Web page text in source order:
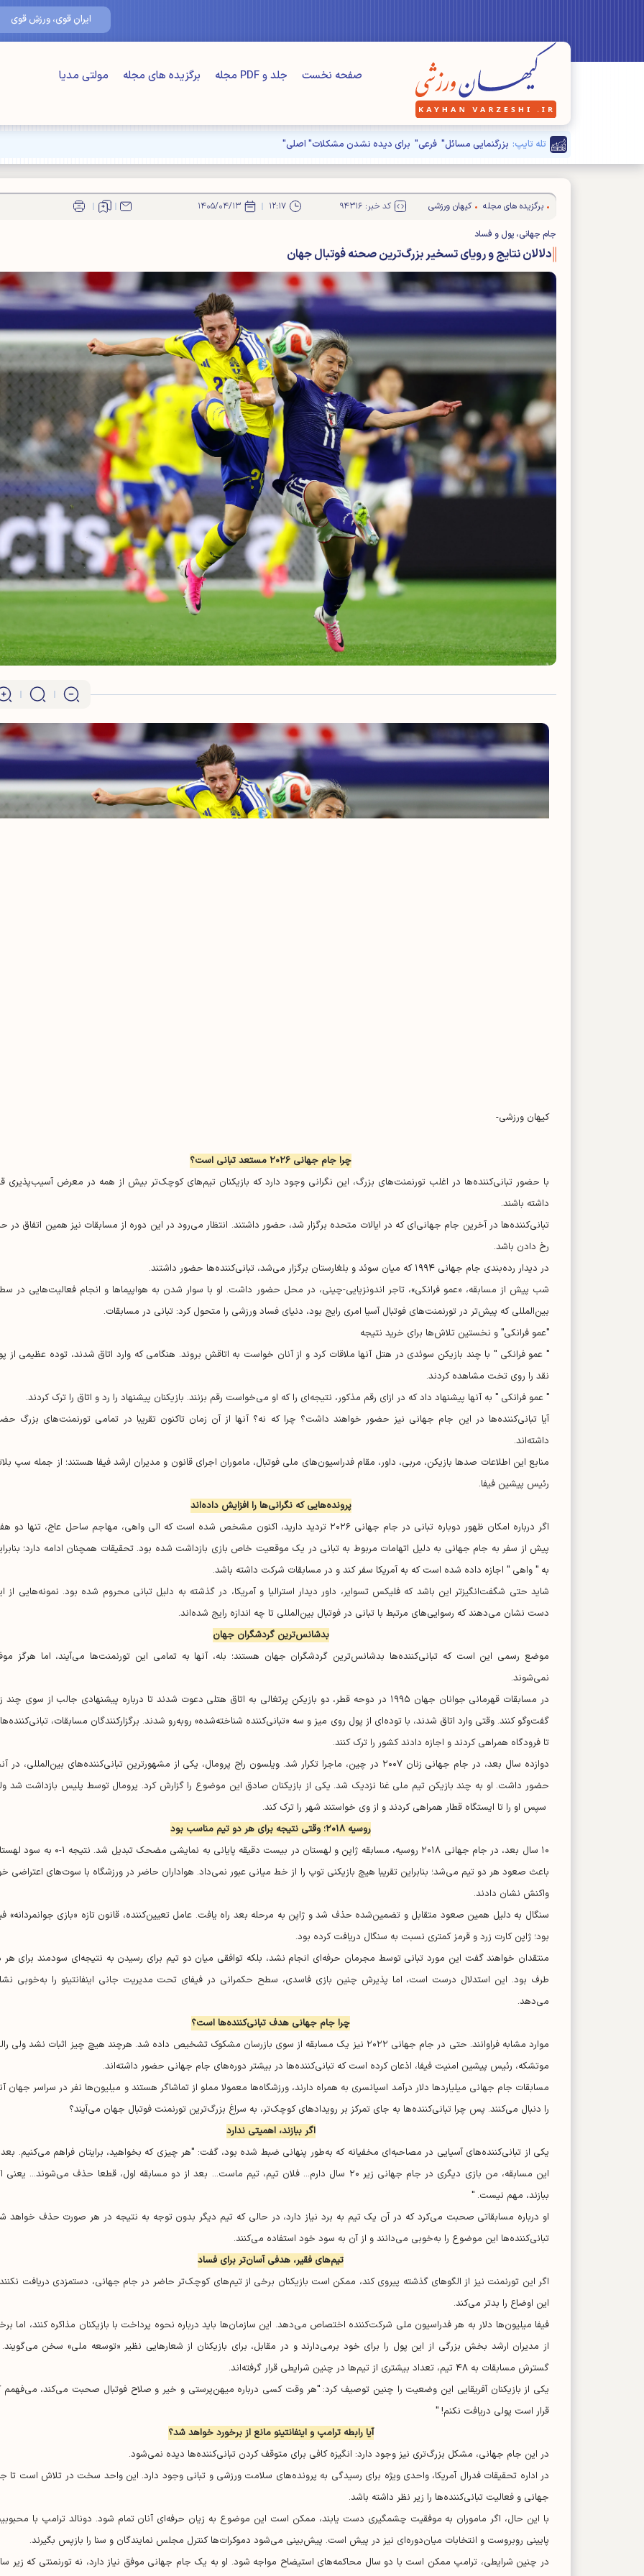
ایرانِ قوی، ورزشِ قوی
صفحه نخست جلد و PDF مجله برگزیده های مجله مولتی مدیا
تله تایپ:
برگزیده های مجله کیهان ورزشی کد خبر: ۹۴۳۱۶ ۱۲:۱۷ ۱۴۰۵/۰۴/۱۳
جام جهانی، پول و فساد
دلالان نتایج و رویای تسخیر بزرگ‌ترین صحنه فوتبال جهان
کیهان ورزشی-
چرا جام جهانی ۲۰۲۶ مستعد تبانی است؟
با حضور تبانی‌کننده‌ها در اغلب تورنمنت‌های بزرگ، این نگرانی وجود دارد که بازیکنان تیم‌های کوچک‌تر بیش از همه در معرض آسیب‌پذیری
داشته باشند.
تبانی‌کننده‌ها در آخرین جام جهانی‌ای که در ایالات متحده برگزار شد، حضور داشتند. انتظار می‌رود در این دوره از مسابقات نیز همین اتفاق در
رخ دادن باشد.
در دیدار رده‌بندی جام جهانی ۱۹۹۴ که میان سوئد و بلغارستان برگزار می‌شد، تبانی‌کننده‌ها حضور داشتند.
شب پیش از مسابقه، «عمو فرانکی»، تاجر اندونزیایی-چینی، در محل حضور داشت. او با سوار شدن به هواپیما‌ها و انجام فعالیت‌هایی در
بین‌المللی که پیش‌تر در تورنمنت‌های فوتبال آسیا امری رایج بود، دنیای فساد ورزشی را متحول کرد: تبانی در مسابقات.
"عمو فرانکی" و نخستین تلاش‌ها برای خرید نتیجه
" عمو فرانکی " با چند بازیکن سوئدی در هتل آنها ملاقات کرد و از آنان خواست به اتاقش بروند. هنگامی که وارد اتاق شدند، توده عظیمی از
نقد را روی تخت مشاهده کردند.
" عمو فرانکی " به آ‌نها پیشنهاد داد که در ازای رقم مذکور، نتیجه‌ای را که او می‌خواست رقم بزنند. بازیکنان پیشنهاد را رد و اتاق را ترک کردند.
آیا تبانی‌کننده‌ها در این جام جهانی نیز حضور خواهند داشت؟ چرا که نه؟ آنها از آن زمان تاکنون تقریبا در تمامی تورنمنت‌های بزرگ
داشته‌اند.
منابع این اطلاعات صد‌ها بازیکن، مربی، داور، مقام فدراسیون‌های ملی فوتبال، ماموران اجرای قانون و مدیران ارشد فیفا هستند؛ از جمله سپ
رئیس پیشین فیفا.
پرونده‌هایی که نگرانی‌ها را افزایش داده‌اند
اگر درباره امکان ظهور دوباره تبانی در جام جهانی ۲۰۲۶ تردید دارید، اکنون مشخص شده است که الی واهی، مهاجم ساحل عاج، تنها دو
پیش از سفر به جام جهانی به دلیل اتهامات مربوط به تبانی در یک موقعیت خاص بازی بازداشت شده بود. تحقیقات همچنان ادامه دارد؛
به " واهی " اجازه داده شده است که به آمریکا سفر کند و در مسابقات شرکت داشته باشد.
شاید حتی شگفت‌انگیزتر این باشد که فلیکس تسوایر، داور دیدار استرالیا و آمریکا، در گذشته به دلیل تبانی محروم شده بود. نمونه‌هایی از
دست نشان می‌دهند که رسوایی‌های مرتبط با تبانی در فوتبال بین‌المللی تا چه اندازه رایج شده‌اند.
بدشانس‌ترین گردشگران جهان
موضع رسمی این است که تبانی‌کننده‌ها بدشانس‌ترین گردشگران جهان هستند؛ بله، آنها به تمامی این تورنمنت‌ها می‌آیند، اما هرگز
نمی‌شوند.
در مسابقات قهرمانی جوانان جهان ۱۹۹۵ در دوحه قطر، دو بازیکن پرتغالی به اتاق هتلی دعوت شدند تا درباره پیشنهادی جالب از سوی
گفت‌و‌گو کنند. وقتی وارد اتاق شدند، با توده‌ای از پول روی میز و سه «تبانی‌کننده شناخته‌شده» رو‌به‌رو شدند. برگزارکنندگان مسابقات، تبانی‌کننده‌ها
تا فرودگاه همراهی کردند و اجازه دادند کشور را ترک کنند.
دوازده سال بعد، در جام جهانی زنان ۲۰۰۷ در چین، ماجرا تکرار شد. ویلسون راج پرومال، یکی از مشهورترین تبانی‌کننده‌های بین‌المللی، در
حضور داشت. او به چند بازیکن تیم ملی غنا نزدیک شد. یکی از بازیکنان صادق این موضوع را گزارش کرد. پرومال توسط پلیس بازداشت شد
سپس او را تا ایستگاه قطار همراهی کردند و از وی خواستند شهر را ترک کند.
روسیه ۲۰۱۸؛ وقتی نتیجه برای هر دو تیم مناسب بود
۱۰ سال بعد، در جام جهانی ۲۰۱۸ روسیه، مسابقه ژاپن و لهستان در بیست دقیقه پایانی به نمایشی مضحک تبدیل شد.
باعث صعود هر دو تیم می‌شد؛ بنابراین تقریبا هیچ بازیکنی توپ را از خط میانی عبور نمی‌داد. هواداران حاضر در ورزشگاه با سوت‌های اعتراضی
واکنش نشان دادند.
سنگال به دلیل همین صعود متقابل و تضمین‌شده حذف شد و ژاپن به مرحله بعد راه یافت. عامل تعیین‌کننده، قانون تازه «بازی جوانمردانه»
بود؛ ژاپن کارت زرد و قرمز کمتری نسبت به سنگال دریافت کرده بود.
منتقدان خواهند گفت این مورد تبانی توسط مجرمان حرفه‌ای انجام نشد، بلکه توافقی میان دو تیم برای رسیدن به نتیجه‌ای سودمند برای هر
طرف بود. این استدلال درست است، اما پذیرش چنین بازی فاسدی، سطح حکمرانی در فیفای تحت مدیریت جانی اینفانتینو را به‌خوبی
می‌دهد.
چرا جام جهانی هدف تبانی‌کننده‌ها است؟
موارد مشابه فراوانند. حتی در جام جهانی ۲۰۲۲ نیز یک مسابقه از سوی بازرسان مشکوک تشخیص داده شد. هرچند هیچ چیز اثبات نشد ولی
موتشکه، رئیس پیشین امنیت فیفا، اذعان کرده است که تبانی‌کننده‌ها در بیشتر دوره‌های جام جهانی حضور داشته‌اند.
مسابقات جام جهانی میلیارد‌ها دلار درآمد اسپانسری به همراه دارند، ورزشگاه‌ها معمولا مملو از تماشاگر هستند و میلیون‌ها نفر در سراسر جهان
را دنبال می‌کنند. پس چرا تبانی‌کننده‌ها به جای تمرکز بر رویداد‌های کوچک‌تر، به سراغ بزرگ‌ترین تورنمنت فوتبال جهان می‌آیند؟
اگر ببازند، اهمیتی ندارد
یکی از تبانی‌کننده‌های آسیایی در مصاحبه‌ای مخفیانه که به‌طور پنهانی ضبط شده بود، گفت: "هر چیزی که بخواهید، برایتان فراهم می‌کنیم. بعد
این مسابقه، من بازی دیگری در جام جهانی زیر ۲۰ سال دارم... فلان تیم، تیم ماست... بعد از دو مسابقه اول، قطعا حذف می‌شوند... یعنی
ببازند، مهم نیست. "
او درباره مسابقاتی صحبت می‌کرد که در آن یک تیم به برد نیاز دارد، در حالی که تیم دیگر بدون توجه به نتیجه در هر صورت حذف خواهد
تبانی‌کننده‌ها این موضوع را به‌خوبی می‌دانند و از آن به سود خود استفاده می‌کنند.
تیم‌های فقیر، هدفی آسان‌تر برای فساد
اگر این تورنمنت نیز از الگو‌های گذشته پیروی کند، ممکن است بازیکنان برخی از تیم‌های کوچک‌تر حاضر در جام جهانی، دستمزدی دریافت
این اوضاع را بدتر می‌کند.
فیفا میلیون‌ها دلار به هر فدراسیون ملی شرکت‌کننده اختصاص می‌دهد. این سازمان‌ها باید درباره نحوه پرداخت با بازیکنان مذاکره کنند، اما
از مدیران ارشد بخش بزرگی از این پول را برای خود برمی‌دارند و در مقابل، برای بازیکنان از شعار‌هایی نظیر «توسعه ملی» سخن می‌گویند.
گسترش مسابقات به ۴۸ تیم، تعداد بیشتری از تیم‌ها در چنین شرایطی قرار گرفته‌اند.
یکی از بازیکنان آفریقایی این وضعیت را چنین توصیف کرد: "هر وقت کسی درباره میهن‌پرستی و خیر و صلاح فوتبال صحبت می‌کند، می‌فهمم
قرار است پولی دریافت نکنم! "
آیا رابطه ترامپ و اینفانتینو مانع از برخورد خواهد شد؟
در این جام جهانی، مشکل بزرگ‌تری نیز وجود دارد: انگیزه کافی برای متوقف کردن تبانی‌کننده‌ها دیده نمی‌شود.
در اداره تحقیقات فدرال آمریکا، واحدی ویژه برای رسیدگی به پرونده‌های سلامت ورزشی و تبانی وجود دارد. این واحد سخت در تلاش است تا
جهانی و فعالیت تبانی‌کننده‌ها را زیر نظر داشته باشد.
با این حال، اگر ماموران به موفقیت چشمگیری دست یابند، ممکن است این موضوع به زیان حرفه‌ای آنان تمام شود. دونالد ترامپ با
پایینی رو‌بروست و انتخابات میان‌دوره‌ای نیز در پیش است. پیش‌بینی می‌شود دموکرات‌ها کنترل مجلس نمایندگان و سنا را بازپس بگیرند.
در چنین شرایطی، ترامپ ممکن است با دو سال محاکمه‌های استیضاح مواجه شود. او به یک جام جهانی موفق نیاز دارد، نه تورنمنتی که زیر